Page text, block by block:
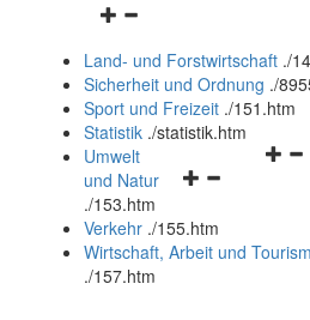
Navigationsmenü
und
schließen
Land- und Forstwirtschaft ./
Sicherheit und Ordnung ./
Sport und Freizeit ./151.htm
Statistik ./statistik.htm
Navigationsmenü
und
schließen
Umwelt
und Natur
./153.htm
Verkehr ./155.htm
Wirtschaft, Arbeit und
./157.htm